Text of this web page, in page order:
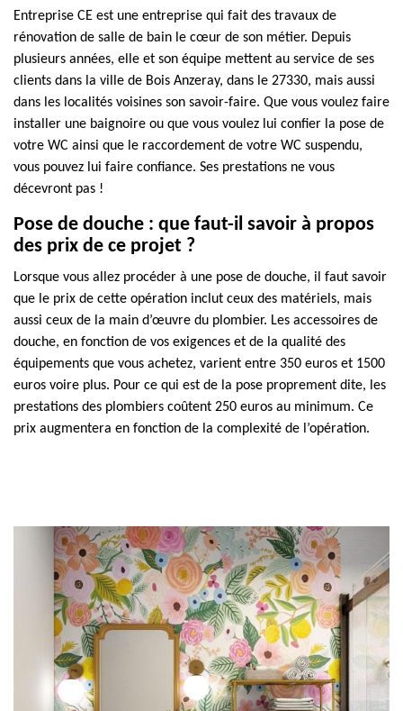
Entreprise CE est une entreprise qui fait des travaux de
rénovation de salle de bain le cœur de son métier. Depuis
plusieurs années, elle et son équipe mettent au service de ses
clients dans la ville de Bois Anzeray, dans le 27330, mais aussi
dans les localités voisines son savoir-faire. Que vous voulez faire
installer une baignoire ou que vous voulez lui confier la pose de
votre WC ainsi que le raccordement de votre WC suspendu,
vous pouvez lui faire confiance. Ses prestations ne vous
décevront pas !
Pose de douche : que faut-il savoir à propos
des prix de ce projet ?
Lorsque vous allez procéder à une pose de douche, il faut savoir
que le prix de cette opération inclut ceux des matériels, mais
aussi ceux de la main d’œuvre du plombier. Les accessoires de
douche, en fonction de vos exigences et de la qualité des
équipements que vous achetez, varient entre 350 euros et 1500
euros voire plus. Pour ce qui est de la pose proprement dite, les
prestations des plombiers coûtent 250 euros au minimum. Ce
prix augmentera en fonction de la complexité de l’opération.